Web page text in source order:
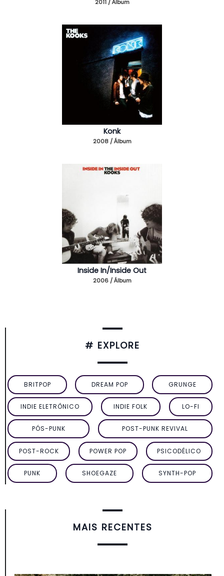
2011 / Álbum
Konk
2008 / Álbum
Inside In/Inside Out
2006 / Álbum
# EXPLORE
BRITPOP DREAM POP GRUNGE
INDIE ELETRÔNICO INDIE FOLK LO-FI
PÓS-PUNK POST-PUNK REVIVAL
POST-ROCK POWER POP PSICODÉLICO
PUNK SHOEGAZE SYNTH-POP
MAIS RECENTES